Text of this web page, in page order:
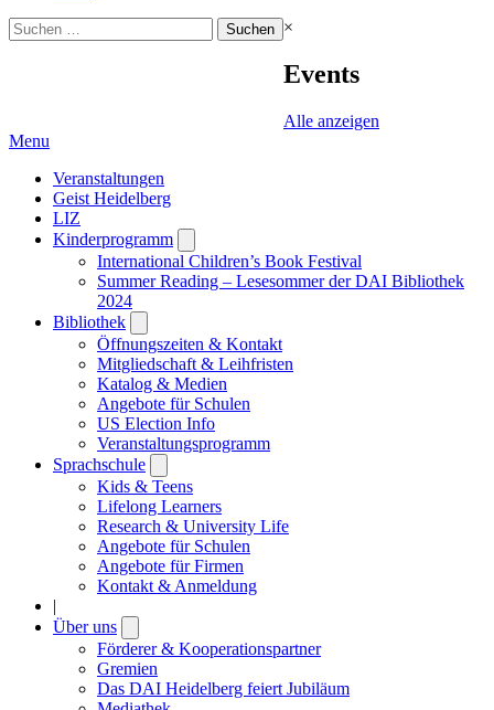
Suchen
nach:
×
Events
Alle anzeigen
Menu
Veranstaltungen
Geist Heidelberg
LIZ
Kinderprogramm
submenu
International Children’s Book Festival
Summer Reading – Lesesommer der DAI Bibliothek
2024
Bibliothek
submenu
Öffnungszeiten & Kontakt
Mitgliedschaft & Leihfristen
Katalog & Medien
Angebote für Schulen
US Election Info
Veranstaltungsprogramm
Sprachschule
submenu
Kids & Teens
Lifelong Learners
Research & University Life
Angebote für Schulen
Angebote für Firmen
Kontakt & Anmeldung
|
Über uns
submenu
Förderer & Kooperationspartner
Gremien
Das DAI Heidelberg feiert Jubiläum